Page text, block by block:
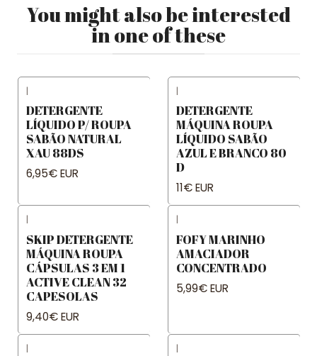
You might also be interested
in one of these
|
DETERGENTE
LÍQUIDO P/ ROUPA
SABÃO NATURAL
XAU 88DS
6,95€ EUR
|
DETERGENTE
MÁQUINA ROUPA
LÍQUIDO SABÃO
AZUL E BRANCO 80
D
11€ EUR
|
SKIP DETERGENTE
MÁQUINA ROUPA
CÁPSULAS 3 EM 1
ACTIVE CLEAN 32
CAPESOLAS
9,40€ EUR
|
FOFY MARINHO
AMACIADOR
CONCENTRADO
5,99€ EUR
| |